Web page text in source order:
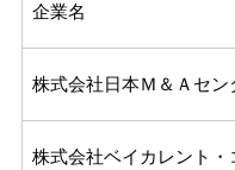
企業名
株式会社日本Ｍ＆Ａセン
株式会社ベイカレント